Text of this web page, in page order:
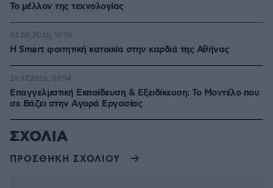
Το μέλλον της τεχνολογίας
Η Smart φοιτητική κατοικία στην καρδιά της Αθήνας
03.08.2026, 10:56
Επαγγελματική Εκπαίδευση & Εξειδίκευση: Το Mοντέλο που
σε Bάζει στην Aγορά Eργασίας
26.07.2026, 09:54
ΣΧΟΛΙΑ
ΠΡΟΣΘΗΚΗ ΣΧΟΛΙΟΥ